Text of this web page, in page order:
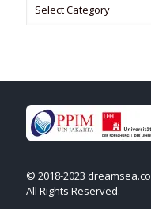
© 2018-2023 dreamsea.co
All Rights Reserved.